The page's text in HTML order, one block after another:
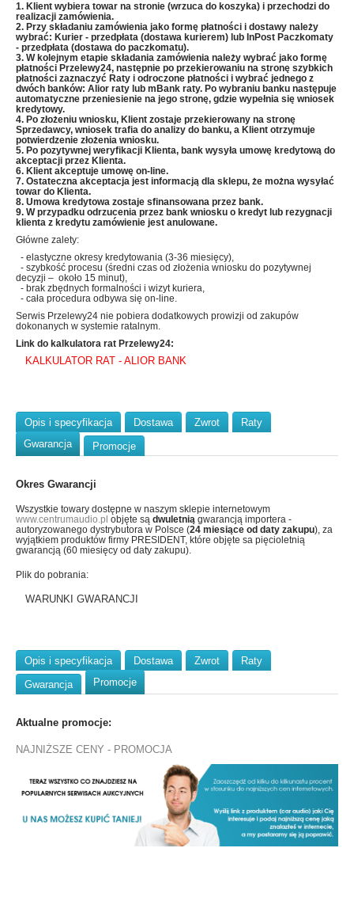
1. Klient wybiera towar na stronie (wrzuca do koszyka) i przechodzi do
realizacji zamówienia.
2. Przy składaniu zamówienia jako formę płatności i dostawy należy
wybrać: Kurier - przedpłata (dostawa kurierem) lub InPost Paczkomaty
- przedpłata (dostawa do paczkomatu).
3. W kolejnym etapie składania zamówienia należy wybrać jako formę
płatności Przelewy24, następnie po przekierowaniu na stronę szybkich
płatności zaznaczyć Raty i odroczone płatności i wybrać jednego z
dwóch banków: Alior raty lub mBank raty. Po wybraniu banku następuje
automatyczne przeniesienie na jego stronę, gdzie wypełnia się wniosek
kredytowy.
4. Po złożeniu wniosku, Klient zostaje przekierowany na stronę
Sprzedawcy, wniosek trafia do analizy do banku, a Klient otrzymuje
potwierdzenie złożenia wniosku.
5. Po pozytywnej weryfikacji Klienta, bank wysyła umowę kredytową do
akceptacji przez Klienta.
6. Klient akceptuje umowę on-line.
7. Ostateczna akceptacja jest informacją dla sklepu, że można wysyłać
towar do Klienta.
8. Umowa kredytowa zostaje sfinansowana przez bank.
9. W przypadku odrzucenia przez bank wniosku o kredyt lub rezygnacji
klienta z kredytu zamówienie jest anulowane.
Główne zalety:
- elastyczne okresy kredytowania (3-36 miesięcy),
- szybkość procesu (średni czas od złożenia wniosku do pozytywnej
decyzji – około 15 minut),
- brak zbędnych formalności i wizyt kuriera,
- cała procedura odbywa się on-line.
Serwis Przelewy24 nie pobiera dodatkowych prowizji od zakupów
dokonanych w systemie ratalnym.
Link do kalkulatora rat Przelewy24:
KALKULATOR RAT - ALIOR BANK
Opis i specyfikacja Dostawa Zwrot
Raty
Gwarancja
Promocje
Okres Gwarancji
Wszystkie towary dostępne w naszym sklepie internetowym
www.centrumaudio.pl objęte są dwuletnią gwarancją importera -
autoryzowanego dystrybutora w Polsce (24 miesiące od daty zakupu), za
wyjątkiem produktów firmy PRESIDENT, które objęte sa pięcioletnią
gwarancją (60 miesięcy od daty zakupu).
Plik do pobrania:
WARUNKI GWARANCJI
Opis i specyfikacja Dostawa Zwrot
Raty
Gwarancja
Promocje
Aktualne promocje:
NAJNIŻSZE CENY - PROMOCJA